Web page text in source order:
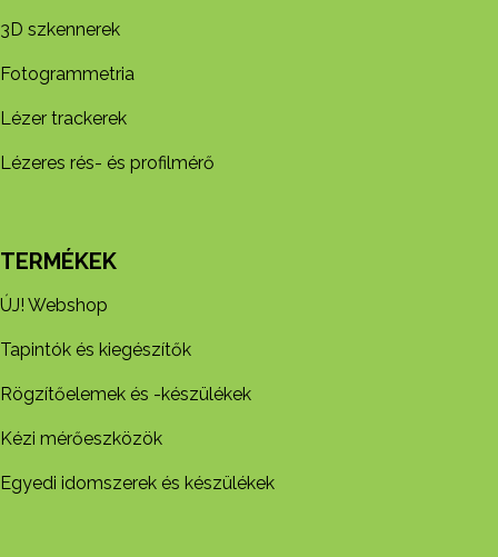
3D szkennerek
Fotogrammetria
Lézer trackerek
Lézeres rés- és profilmérő
TERMÉKEK
ÚJ! Webshop
Tapintók és kiegészítők
Rögzítőelemek és -készül​ékek
Kézi mérőeszközök
Egyedi idomszerek és készülékek